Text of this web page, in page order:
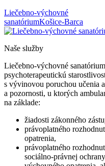
Liečebno-výchovné
sanatóriumKošice-Barca
Naše služby
Liečebno-výchovné
psychoterapeutickú
s vývinovou poruchou učenia
a pozornosti, u ktorých
na základe:
žiadosti zákonného
právoplatného
opatrenia,
právoplatného
sociálno-právnej